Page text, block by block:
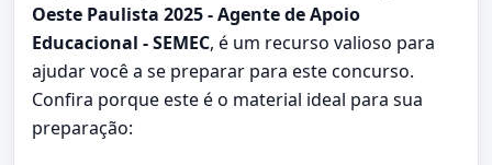
Oeste Paulista 2025 - Agente de Apoio
Educacional - SEMEC, é um recurso valioso para
ajudar você a se preparar para este concurso.
Confira porque este é o material ideal para sua
preparação: